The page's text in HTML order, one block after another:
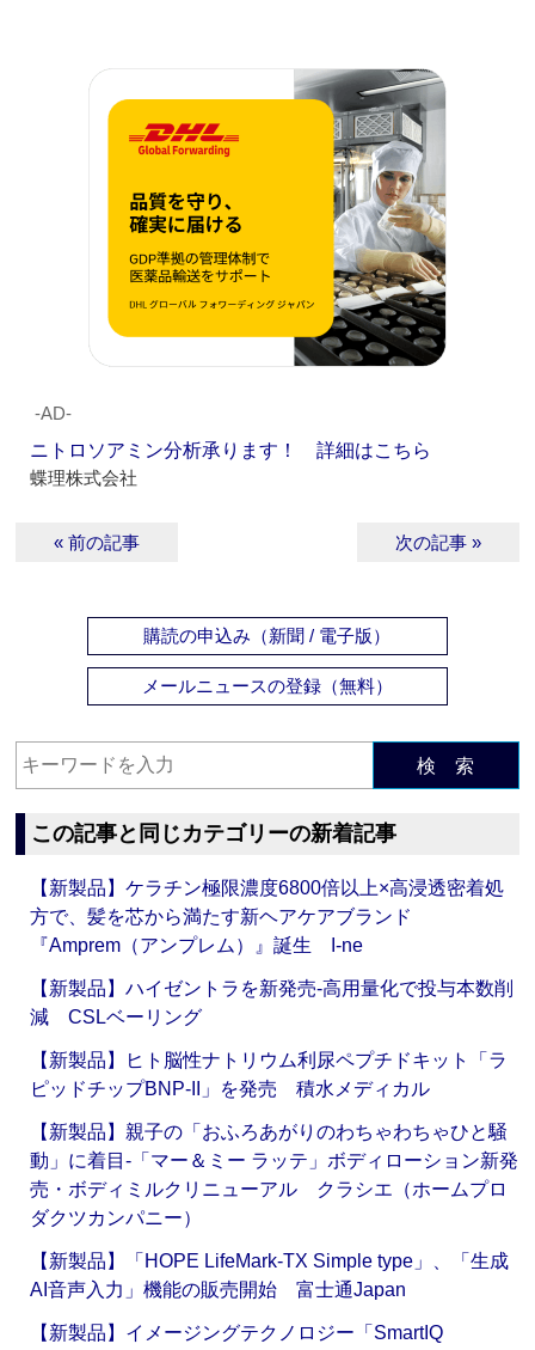
‐AD‐
ニトロソアミン分析承ります！ 詳細はこちら
蝶理株式会社
« 前の記事 次の記事 »
購読の申込み（新聞 / 電子版）
メールニュースの登録（無料）
検 索
この記事と同じカテゴリーの新着記事
【新製品】ケラチン極限濃度6800倍以上×高浸透密着処
方で、髪を芯から満たす新ヘアケアブランド
『Amprem（アンプレム）』誕生 I-ne
【新製品】ハイゼントラを新発売‐高用量化で投与本数削
減 CSLベーリング
【新製品】ヒト脳性ナトリウム利尿ペプチドキット「ラ
ピッドチップBNP-II」を発売 積水メディカル
【新製品】親子の「おふろあがりのわちゃわちゃひと騒
動」に着目‐「マー＆ミー ラッテ」ボディローション新発
売・ボディミルクリニューアル クラシエ（ホームプロ
ダクツカンパニー）
【新製品】「HOPE LifeMark-TX Simple type」、「生成
AI音声入力」機能の販売開始 富士通Japan
【新製品】イメージングテクノロジー「SmartIQ